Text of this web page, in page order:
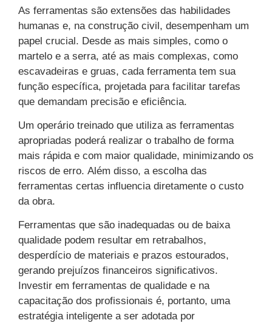
As ferramentas são extensões das habilidades
humanas e, na construção civil, desempenham um
papel crucial. Desde as mais simples, como o
martelo e a serra, até as mais complexas, como
escavadeiras e gruas, cada ferramenta tem sua
função específica, projetada para facilitar tarefas
que demandam precisão e eficiência.
Um operário treinado que utiliza as ferramentas
apropriadas poderá realizar o trabalho de forma
mais rápida e com maior qualidade, minimizando os
riscos de erro. Além disso, a escolha das
ferramentas certas influencia diretamente o custo
da obra.
Ferramentas que são inadequadas ou de baixa
qualidade podem resultar em retrabalhos,
desperdício de materiais e prazos estourados,
gerando prejuízos financeiros significativos.
Investir em ferramentas de qualidade e na
capacitação dos profissionais é, portanto, uma
estratégia inteligente a ser adotada por